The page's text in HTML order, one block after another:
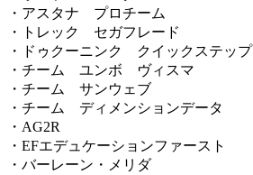
・アスタナ プロチーム
・トレック セガフレード
・ドゥクーニンク クイックステップ
・チーム ユンボ ヴィスマ
・チーム サンウェブ
・チーム ディメンションデータ
・AG2R
・EFエデュケーションファースト
・バーレーン・メリダ